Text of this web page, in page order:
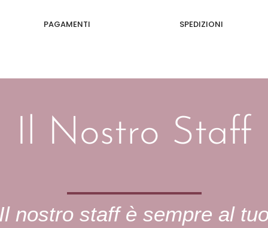
PAGAMENTI SPEDIZIONI
Il Nostro Staff
nostro staff è sempre al